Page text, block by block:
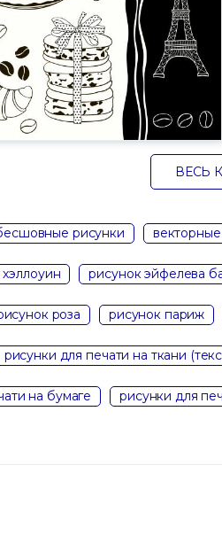
ВЕСЬ
рисунки
рисунок эйфелева
роза рисунок париж
рисунки для печати на ткани
на бумаге рисунки для